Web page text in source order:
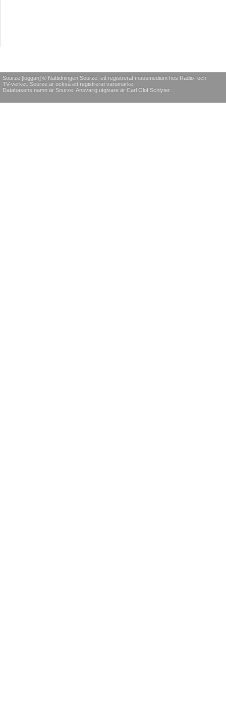
Sourze [loggan] © Nättidningen Sourze, ett registrerat massmedium hos Radio- och
TV-verket. Sourze är också ett registrerat varumärke.
Databasens namn är Sourze. Ansvarig utgivare är Carl Olof Schlyter.